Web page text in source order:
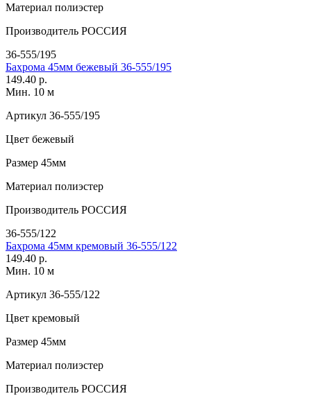
Материал полиэстер
Производитель РОССИЯ
36-555/195
Бахрома 45мм бежевый 36-555/195
149.40 р.
Мин. 10 м
Артикул 36-555/195
Цвет бежевый
Размер 45мм
Материал полиэстер
Производитель РОССИЯ
36-555/122
Бахрома 45мм кремовый 36-555/122
149.40 р.
Мин. 10 м
Артикул 36-555/122
Цвет кремовый
Размер 45мм
Материал полиэстер
Производитель РОССИЯ